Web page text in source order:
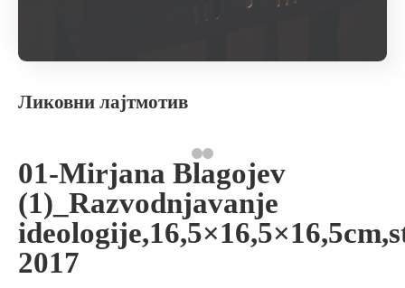
Ликовни лајтмотив
01-Mirjana Blagojev
(1)_Razvodnjavanje
2017